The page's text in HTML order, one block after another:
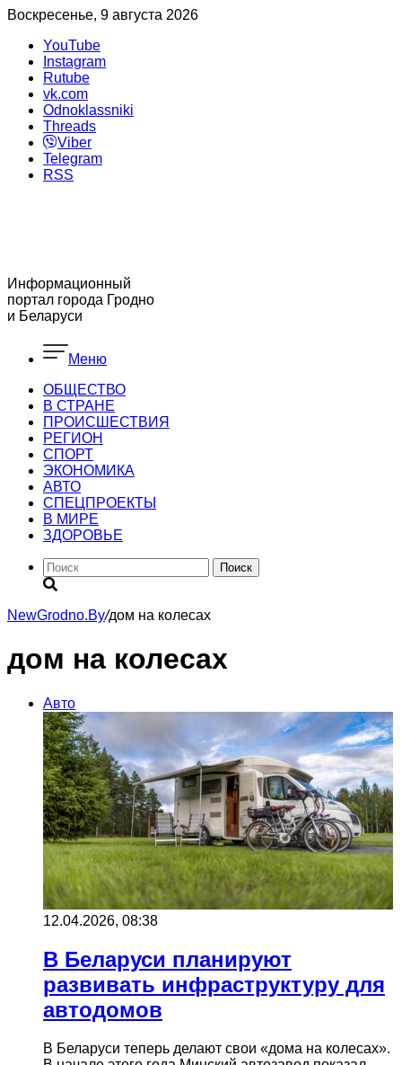
Воскресенье, 9 августа 2026
YouTube
Instagram
Rutube
vk.com
Odnoklassniki
Threads
Viber
Telegram
RSS
Информационный
портал города Гродно
и Беларуси
Меню
ОБЩЕСТВО
В СТРАНЕ
ПРОИСШЕСТВИЯ
РЕГИОН
CПОРТ
ЭКОНОМИКА
АВТО
СПЕЦПРОЕКТЫ
В МИРЕ
ЗДОРОВЬЕ
Поиск
NewGrodno.By/дом на колесах
дом на колесах
Авто
12.04.2026, 08:38
В Беларуси планируют
развивать инфраструктуру для
автодомов
В Беларуси теперь делают свои «дома на колесах».